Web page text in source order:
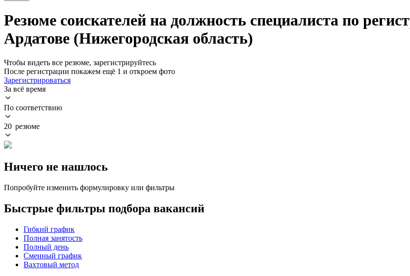
Резюме соискателей на должность специалиста по
Ардатове (Нижегородская область)
Чтобы видеть все резюме, зарегистрируйтесь
После регистрации покажем ещё 1 и откроем фото
Зарегистрироваться
За всё время
По соответствию
20 резюме
Ничего не нашлось
Попробуйте изменить формулировку или фильтры
Быстрые фильтры подбора вакансий
Гибкий график
Полная занятость
Полный день
Сменный график
Вахтовый метод